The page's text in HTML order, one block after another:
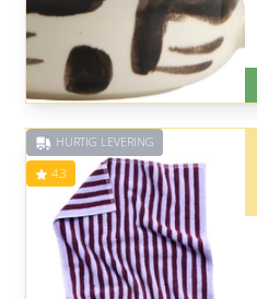
HURTIG LEVERING
4.3